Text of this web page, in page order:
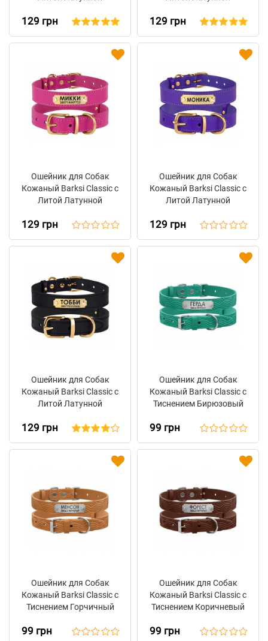
Коричневый
129 грн 129 грн
Ошейник для Собак
Кожаный Barksi Classic с
Литой Латунной
129 грн
Ошейник для Собак
Кожаный Barksi Classic с
Литой Латунной
Фиолетовый
129 грн
Ошейник для Собак
Кожаный Barksi Classic с
Литой Латунной
129 грн
Ошейник для Собак
Кожаный Barksi Classic с
Тиснением Бирюзовый
99 грн
Ошейник для Собак
Кожаный Barksi Classic с
Тиснением Горчичный
99 грн
Ошейник для Собак
Кожаный Barksi Classic с
Тиснением Коричневый
99 грн